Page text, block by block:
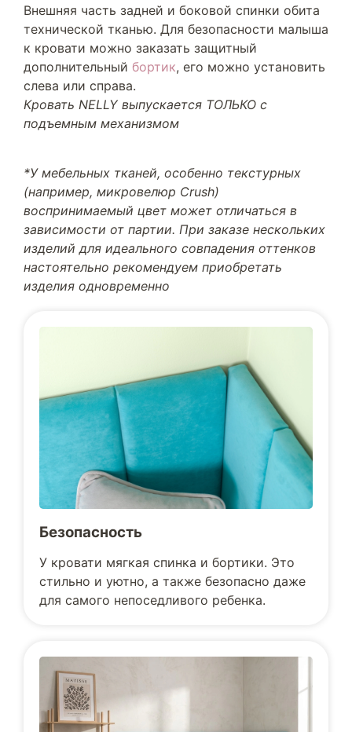
Внешняя часть задней и боковой спинки обита
технической тканью. Для безопасности малыша
к кровати можно заказать защитный
дополнительный бортик, его можно установить
слева или справа.
Кровать NELLY выпускается ТОЛЬКО с
подъемным механизмом
*У мебельных тканей, особенно текстурных
(например, микровелюр Crush)
воспринимаемый цвет может отличаться в
зависимости от партии. При заказе нескольких
изделий для идеального совпадения оттенков
настоятельно рекомендуем приобретать
изделия одновременно
Безопасность
У кровати мягкая спинка и бортики. Это
стильно и уютно, а также безопасно даже
для самого непоседливого ребенка.